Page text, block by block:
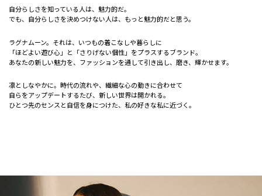
自分らしさを知っている人は、魅力的だ。
でも、自分らしさを決めつけない人は、もっと魅力的だと思う。
ラグナムーン。それは、いつもの着こなしや暮らしに
「ほどよい遊び心」と「さりげない個性」をプラスするブランド。
あなたの新しい魅力を、ファッションを通して引き出し、磨き、輝かせます。
凛としなやかに。時代の流れや、繊細な心の動きに合わせて
自らをアップデートするたび、新しい世界は開かれる。
ひとつ先のセンスと自信を身につけた、私の好きな私に近づく。